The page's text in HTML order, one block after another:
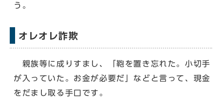
う。
オレオレ詐欺
親族等に成りすまし、「鞄を置き忘れた。小切手
が入っていた。お金が必要だ」などと言って、現金
をだまし取る手口です。